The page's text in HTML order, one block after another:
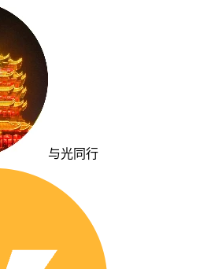
与光同行